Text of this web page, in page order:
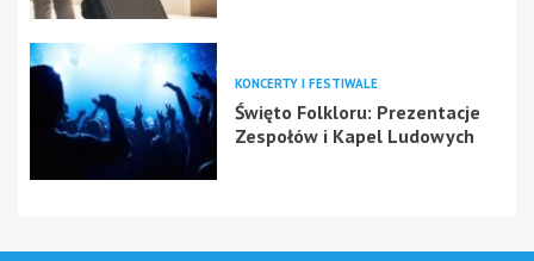
KONCERTY I FESTIWALE
Święto Folkloru: Prezentacje
Zespołów i Kapel Ludowych